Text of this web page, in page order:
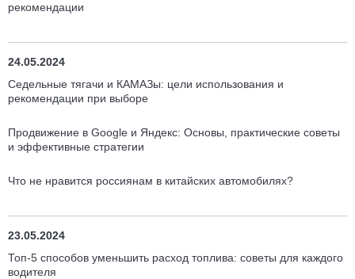
рекомендации
24.05.2024
Седельные тягачи и КАМАЗы: цели использования и
рекомендации при выборе
Продвижение в Google и Яндекс: Основы, практические советы
и эффективные стратегии
Что не нравится россиянам в китайских автомобилях?
23.05.2024
Топ-5 способов уменьшить расход топлива: советы для каждого
водителя